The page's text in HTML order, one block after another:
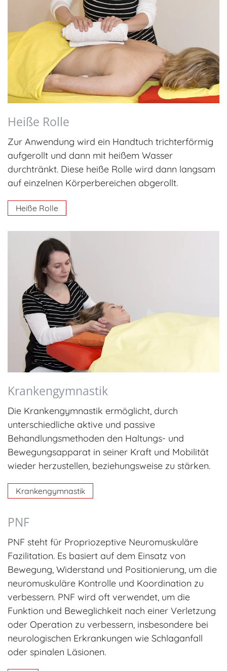
Heiße Rolle
Zur Anwendung wird ein Handtuch trichterförmig
aufgerollt und dann mit heißem Wasser
durchtränkt. Diese heiße Rolle wird dann langsam
auf einzelnen Körperbereichen abgerollt.
Heiße Rolle
Krankengymnastik
Die Krankengymnastik ermöglicht, durch
unterschiedliche aktive und passive
Behandlungsmethoden den Haltungs- und
Bewegungsapparat in seiner Kraft und Mobilität
wieder herzustellen, beziehungsweise zu stärken.
Krankengymnastik
PNF
PNF steht für Propriozeptive Neuromuskuläre
Fazilitation. Es basiert auf dem Einsatz von
Bewegung, Widerstand und Positionierung, um die
neuromuskuläre Kontrolle und Koordination zu
verbessern. PNF wird oft verwendet, um die
Funktion und Beweglichkeit nach einer Verletzung
oder Operation zu verbessern, insbesondere bei
neurologischen Erkrankungen wie Schlaganfall
oder spinalen Läsionen.